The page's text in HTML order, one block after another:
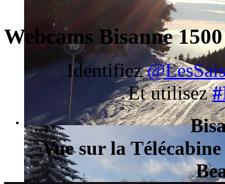
Webcams Bisanne
Identifiez
Et utilisez
Vue sur la Télécabine